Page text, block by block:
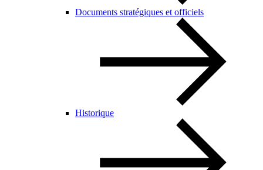
Documents stratégiques et officiels
Historique